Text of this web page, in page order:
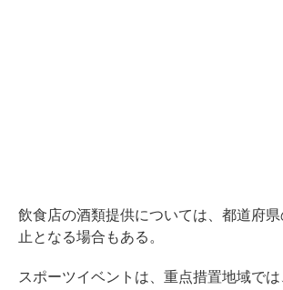
飲食店の酒類提供については、都道府
止となる場合もある。
スポーツイベントは、重点措置地域では